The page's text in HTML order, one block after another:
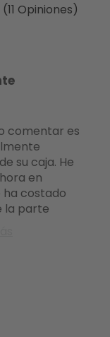
(11 Opiniones)
su caja. He
en
costado
la parte